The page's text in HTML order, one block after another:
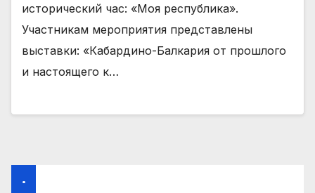
исторический час: «Моя республика».
Участникам мероприятия представлены
выставки: «Кабардино-Балкария от прошлого
и настоящего к…
.